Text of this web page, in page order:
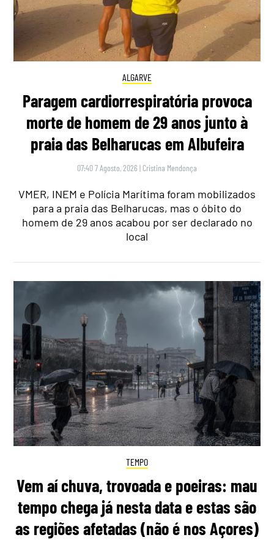
ALGARVE
Paragem cardiorrespiratória provoca
morte de homem de 29 anos junto à
praia das Belharucas em Albufeira
07:40 7 Agosto, 2026 | Cristina Mendonça
VMER, INEM e Polícia Marítima foram mobilizados
para a praia das Belharucas, mas o óbito do
homem de 29 anos acabou por ser declarado no
local
TEMPO
Vem aí chuva, trovoada e poeiras: mau
tempo chega já nesta data e estas são
as regiões afetadas (não é nos Açores)